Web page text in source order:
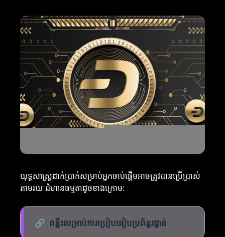
យុទ្ធសាស្ត្រដាក់ប្រាក់សម្រាប់អ្នកចាប់ផ្តើមអាចត្រូវបានប្រើប្រាស់
តាមរយៈជំហានធម្មតាដូចខាងក្រោម:
🔗 គន្លឹះសម្រាប់ការប្រៀបធៀបប្រព័ន្ធរង្វាន់